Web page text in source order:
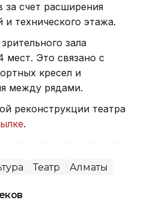
счет расширения
технического этажа.
зала
мест. Это связано с
кресел и
между рядами.
реконструкции театра
.
Театр Алматы